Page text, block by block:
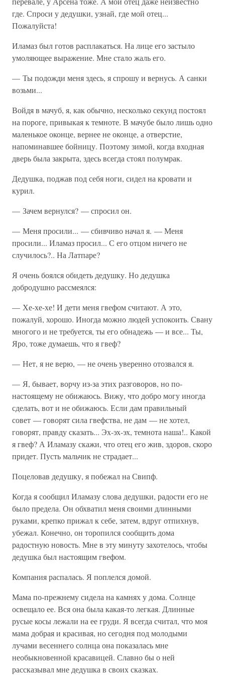
где. Спроси у дедушки, узнай, где мой отец...
Пожалуйста!
Иламаз был готов расплакаться. На лице его застыло
умоляющее выражение. Мне стало жаль его.
— Ты подожди меня здесь, я спрошу и вернусь. А санки
возьми...
Войдя в мачуб, я, как обычно, несколько секунд постоял
на пороге, привыкая к темноте. В мачубе было лишь одно
маленькое оконце, вернее не оконце, а отверстие,
напоминавшее бойницу. Поэтому зимой, когда входная
дверь была закрыта, здесь всегда стоял полумрак.
Дедушка, поджав под себя ноги, сидел на кровати и
курил.
— Зачем вернулся? — спросил он.
— Меня просили... — сбивчиво начал я. — Меня
просили... Иламаз просил... С его отцом ничего не
случилось?.. На Латпаре?
Я очень боялся обидеть дедушку. Но дедушка
добродушно рассмеялся:
— Хе-хе-хе! И дети меня гвефом считают. А это,
пожалуй, хорошо. Иногда можно людей успокоить. Свану
многого и не требуется, ты его обнадежь — и все... Ты,
Яро, тоже думаешь, что я гвеф?
— Нет, я не верю, — не очень уверенно отозвался я.
— Я, бывает, ворчу из-за этих разговоров, но по-
настоящему не обижаюсь. Вижу, что добро могу иногда
сделать, вот и не обижаюсь. Если дам правильный
совет — говорят сила гвефства, не дам — не хотел,
говорят, правду сказать... Эх-эх-эх, темнота наша!.. Какой
я гвеф? А Иламазу скажи, что отец его жив, здоров, скоро
придет. Пусть мальчик не страдает...
Поцеловав дедушку, я побежал на Свипф.
Когда я сообщил Иламазу слова дедушки, радости его не
было предела. Он обхватил меня своими длинными
руками, крепко прижал к себе, затем, вдруг отпихнув,
убежал. Конечно, он торопился сообщить дома
радостную новость. Мне в эту минуту захотелось, чтобы
дедушка был настоящим гвефом.
Компания распалась. Я поплелся домой.
Мама по-прежнему сидела на камнях у дома. Солнце
освещало ее. Вся она была какая-то легкая. Длинные
русые косы лежали на ее груди. Я всегда считал, что моя
мама добрая и красивая, но сегодня под молодыми
лучами весеннего солнца она показалась мне
необыкновенной красавицей. Славно бы о ней
рассказывал мне дедушка в своих сказках.